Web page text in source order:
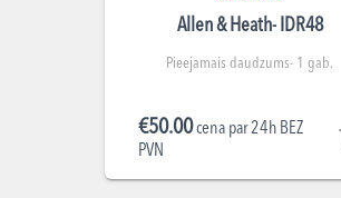
Allen & Heath- IDR48
Pieejamais daudzums- 1 gab.
€50.00cena par 24h BEZ
PVN